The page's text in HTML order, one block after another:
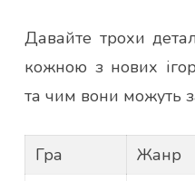
Давайте трохи
кожною з нових
та чим вони можуть
Гра Жанр